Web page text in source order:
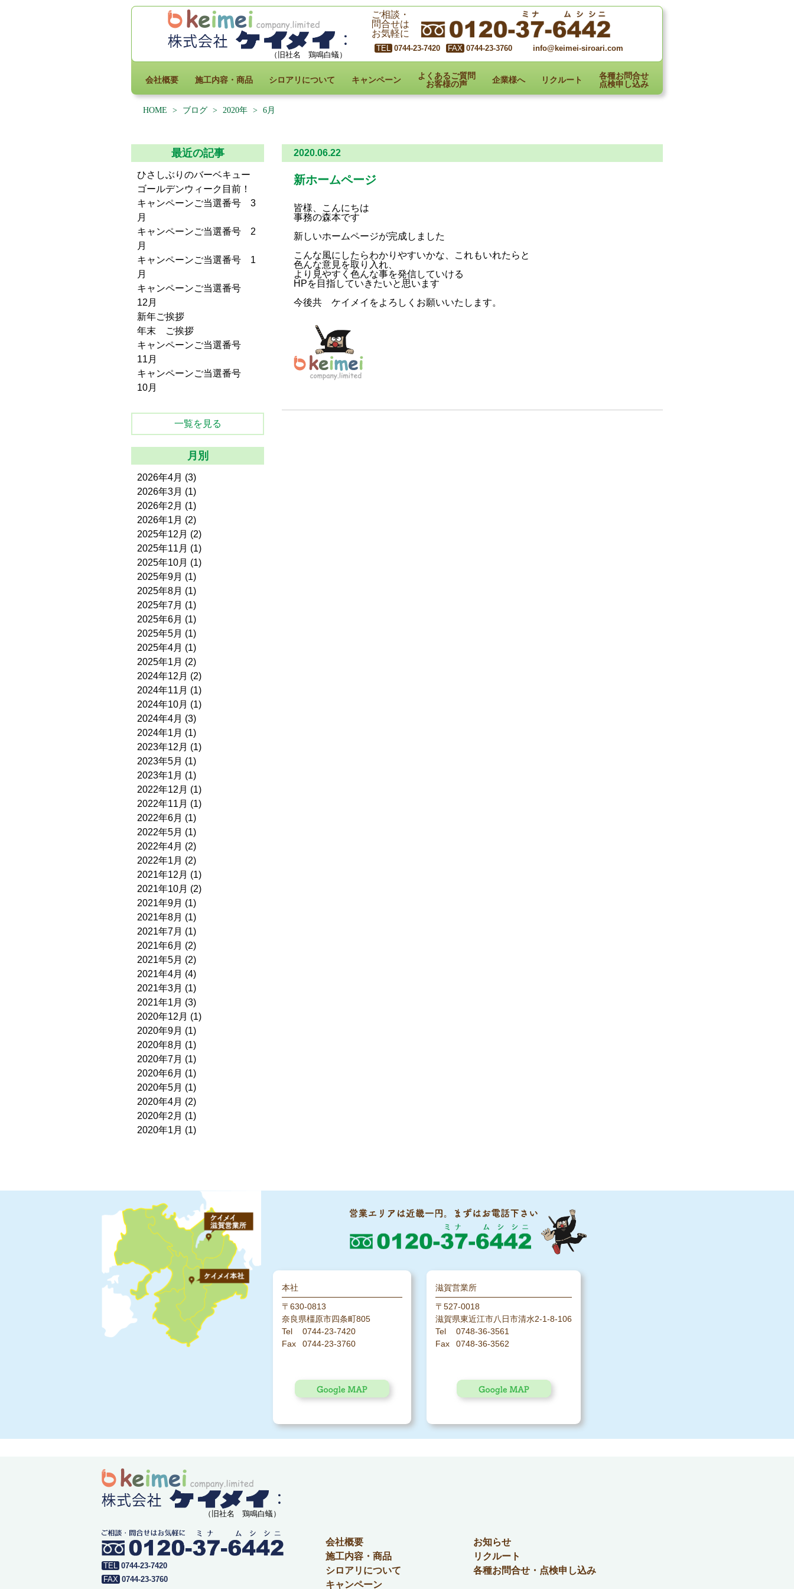
（旧社名 鶏鳴白蟻）
ご相談・
問合せは
お気軽に
0744-23-7420 0744-23-3760 info@keimei-siroari.com
会社概要 施工内容・商品 シロアリについて キャンペーン
よくあるご質問
お客様の声
企業様へ リクルート
各種お問合せ
点検申し込み
HOME > ブログ > 2020年 > 6月
最近の記事
ひさしぶりのバーベキュー
ゴールデンウィーク目前！
キャンペーンご当選番号 3
月
キャンペーンご当選番号 2
月
キャンペーンご当選番号 1
月
キャンペーンご当選番号
12月
新年ご挨拶
年末 ご挨拶
キャンペーンご当選番号
11月
キャンペーンご当選番号
10月
一覧を見る
月別
2026年4月 (3)
2026年3月 (1)
2026年2月 (1)
2026年1月 (2)
2025年12月 (2)
2025年11月 (1)
2025年10月 (1)
2025年9月 (1)
2025年8月 (1)
2025年7月 (1)
2025年6月 (1)
2025年5月 (1)
2025年4月 (1)
2025年1月 (2)
2024年12月 (2)
2024年11月 (1)
2024年10月 (1)
2024年4月 (3)
2024年1月 (1)
2023年12月 (1)
2023年5月 (1)
2023年1月 (1)
2022年12月 (1)
2022年11月 (1)
2022年6月 (1)
2022年5月 (1)
2022年4月 (2)
2022年1月 (2)
2021年12月 (1)
2021年10月 (2)
2021年9月 (1)
2021年8月 (1)
2021年7月 (1)
2021年6月 (2)
2021年5月 (2)
2021年4月 (4)
2021年3月 (1)
2021年1月 (3)
2020年12月 (1)
2020年9月 (1)
2020年8月 (1)
2020年7月 (1)
2020年6月 (1)
2020年5月 (1)
2020年4月 (2)
2020年2月 (1)
2020年1月 (1)
2020.06.22
新ホームページ
皆様、こんにちは
事務の森本です
新しいホームページが完成しました
こんな風にしたらわかりやすいかな、これもいれたらと
色んな意見を取り入れ、
より見やすく色んな事を発信していける
HPを目指していきたいと思います
今後共 ケイメイをよろしくお願いいたします。
本社
〒630-0813
奈良県橿原市四条町805
0744-23-7420
0744-23-3760
滋賀営業所
〒527-0018
滋賀県東近江市八日市清水2-1-8-106
0748-36-3561
0748-36-3562
（旧社名 鶏鳴白蟻）
0744-23-7420
0744-23-3760
会社概要
施工内容・商品
シロアリについて
キャンペーン
お知らせ
リクルート
各種お問合せ・点検申し込み